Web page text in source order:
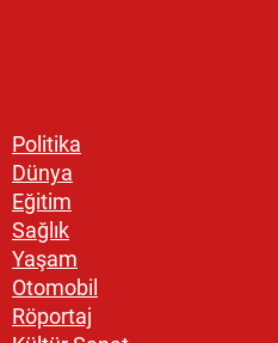
Politika
Dünya
Eğitim
Sağlık
Yaşam
Otomobil
Röportaj